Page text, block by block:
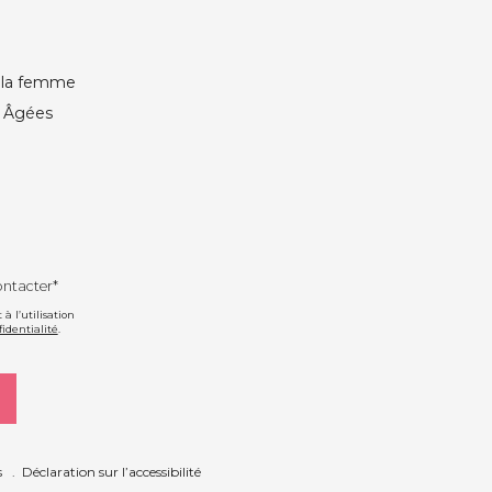
femme
Âgées
l’utilisation
Déclaration sur l’accessibilité